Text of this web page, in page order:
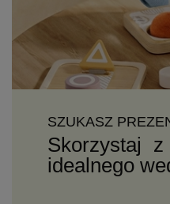
SZUKASZ
Skorzystaj
idealnego